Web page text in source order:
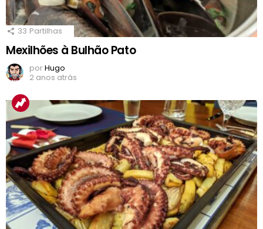
33 Partilhas
Mexilhões à Bulhão Pato
porHugo
2 anos atrás